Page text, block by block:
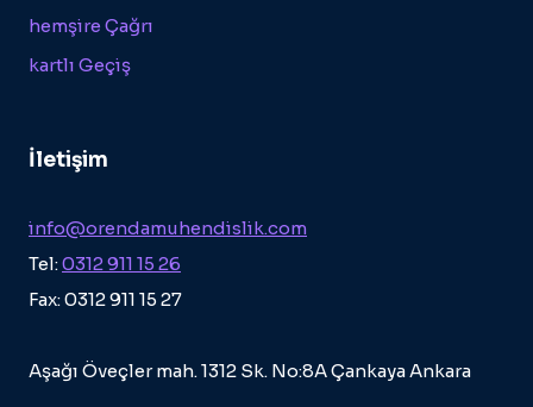
hemşire Çağrı
kartlı Geçiş
İletişim
info@orendamuhendislik.com
Tel:0312 911 15 26
Fax: 0312 911 15 27
Aşağı Öveçler mah. 1312 Sk. No:8A Çankaya Ankara